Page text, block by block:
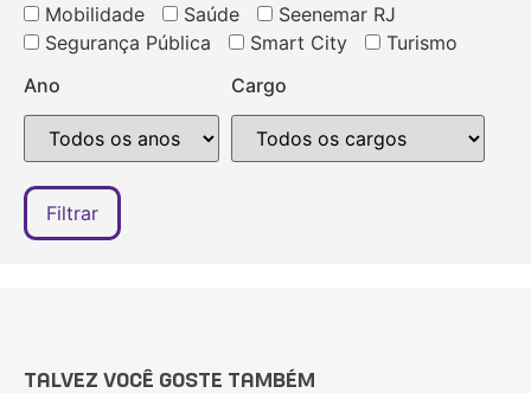
Mobilidade
Saúde
Seenemar RJ
Segurança Pública
Smart City
Turismo
Ano
Cargo
TALVEZ VOCÊ GOSTE TAMBÉM